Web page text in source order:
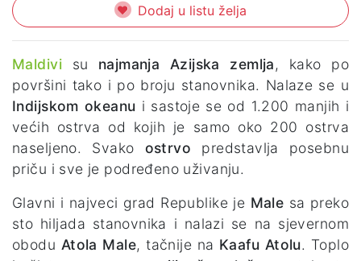
Dodaj u listu želja
Maldivi su najmanja Azijska zemlja, kako po
površini tako i po broju stanovnika. Nalaze se u
Indijskom okeanu i sastoje se od 1.200 manjih i
većih ostrva od kojih je samo oko 200 ostrva
naseljeno. Svako ostrvo predstavlja posebnu
priču i sve je podređeno uživanju.
Glavni i najveci grad Republike je Male sa preko
sto hiljada stanovnika i nalazi se na sjevernom
obodu Atola Male, tačnije na Kaafu Atolu. Toplo